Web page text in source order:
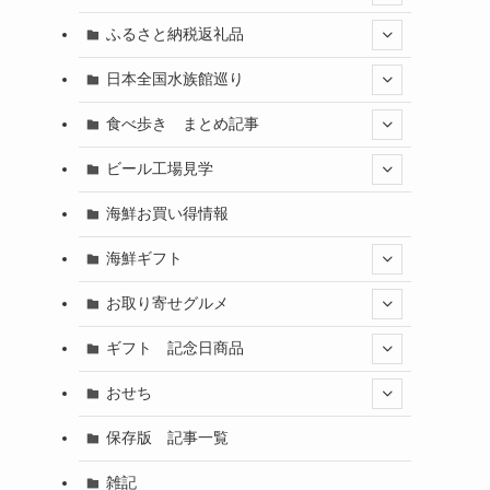
ふるさと納税返礼品
日本全国水族館巡り
食べ歩き まとめ記事
ビール工場見学
海鮮お買い得情報
海鮮ギフト
お取り寄せグルメ
ギフト 記念日商品
おせち
保存版 記事一覧
雑記